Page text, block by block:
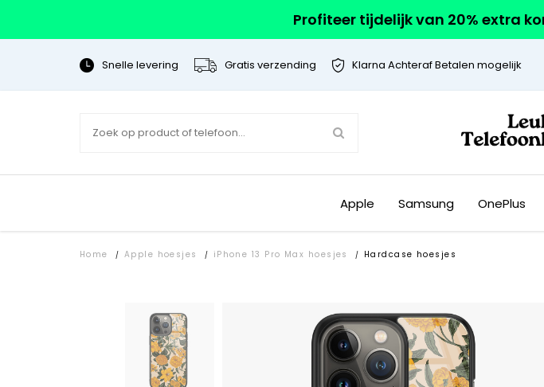
Profiteer tijdelijk van 20% extra
Snelle levering Gratis verzending Klarna Achteraf Betalen mogelijk
Apple Samsung OnePlus
Home / Apple hoesjes / iPhone 13 Pro Max hoesjes / Hardcase hoesjes